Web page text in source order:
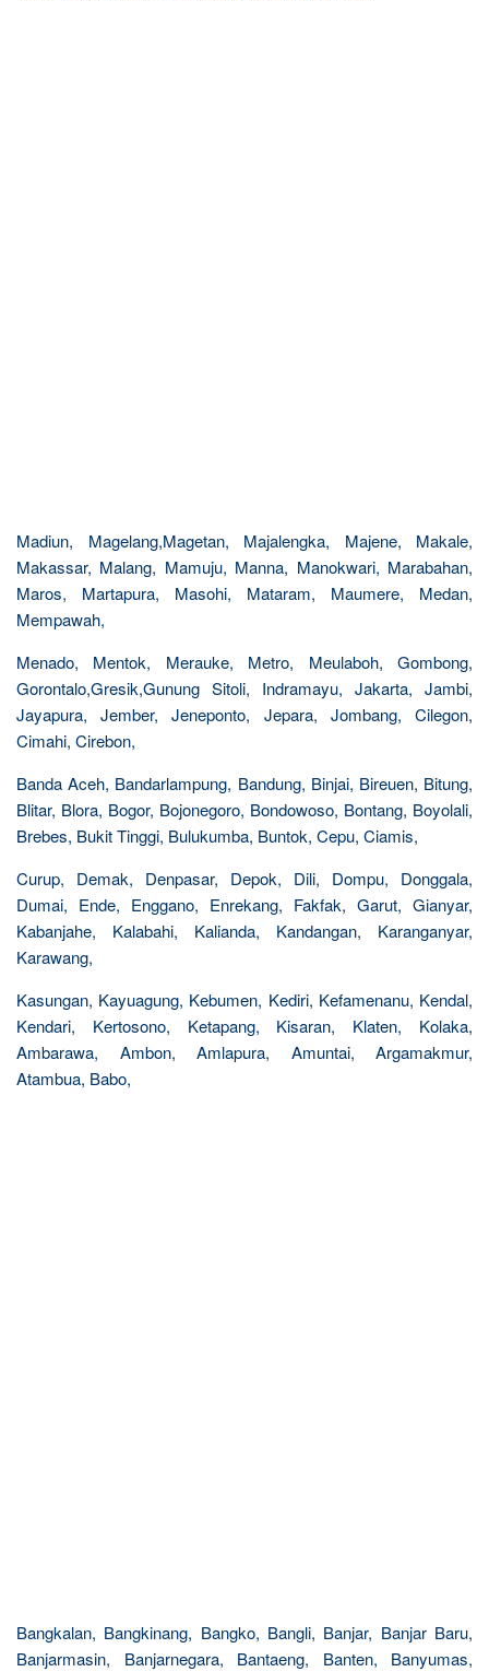
Madiun, Magelang,Magetan, Majalengka, Majene, Makale,
Makassar, Malang, Mamuju, Manna, Manokwari, Marabahan,
Maros, Martapura, Masohi, Mataram, Maumere, Medan,
Mempawah,
Menado, Mentok, Merauke, Metro, Meulaboh, Gombong,
Gorontalo,Gresik,Gunung Sitoli, Indramayu, Jakarta, Jambi,
Jayapura, Jember, Jeneponto, Jepara, Jombang, Cilegon,
Cimahi, Cirebon,
Banda Aceh, Bandarlampung, Bandung, Binjai, Bireuen, Bitung,
Blitar, Blora, Bogor, Bojonegoro, Bondowoso, Bontang, Boyolali,
Brebes, Bukit Tinggi, Bulukumba, Buntok, Cepu, Ciamis,
Curup, Demak, Denpasar, Depok, Dili, Dompu, Donggala,
Dumai, Ende, Enggano, Enrekang, Fakfak, Garut, Gianyar,
Kabanjahe, Kalabahi, Kalianda, Kandangan, Karanganyar,
Karawang,
Kasungan, Kayuagung, Kebumen, Kediri, Kefamenanu, Kendal,
Kendari, Kertosono, Ketapang, Kisaran, Klaten, Kolaka,
Ambarawa, Ambon, Amlapura, Amuntai, Argamakmur,
Atambua, Babo,
Bangkalan, Bangkinang, Bangko, Bangli, Banjar, Banjar Baru,
Banjarmasin, Banjarnegara, Bantaeng, Banten, Banyumas,